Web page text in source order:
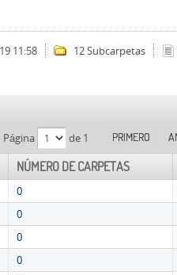
11:58 12 Subcarpetas
Página de 1 PRIMERO
NÚMERO DE CARPETAS
0
0
0
0